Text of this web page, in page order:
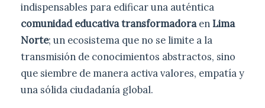
indispensables para edificar una auténtica
comunidad educativa transformadoraenLima
Norte; un ecosistema que no se limite a la
transmisión de conocimientos abstractos, sino
que siembre de manera activa valores, empatía y
una sólida ciudadanía global.